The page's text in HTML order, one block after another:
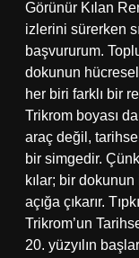
Görünür Kılan
izlerini sürerken
başvururum.
dokunun hücresel
her biri farklı bir
Trikrom boyası
araç değil,
bir simgedir.
kılar; bir dokunun
açığa çıkarır.
Trikrom’un
20. yüzyılın